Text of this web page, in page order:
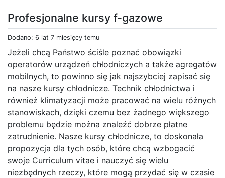
Profesjonalne kursy f-gazowe
Dodano: 6 lat 7 miesięcy temu
Jeżeli chcą Państwo ściśle poznać obowiązki
operatorów urządzeń chłodniczych a także agregatów
mobilnych, to powinno się jak najszybciej zapisać się
na nasze kursy chłodnicze. Technik chłodnictwa i
również klimatyzacji może pracować na wielu różnych
stanowiskach, dzięki czemu bez żadnego większego
problemu będzie można znaleźć dobrze płatne
zatrudnienie. Nasze kursy chłodnicze, to doskonała
propozycja dla tych osób, które chcą wzbogacić
swoje Curriculum vitae i nauczyć się wielu
niezbędnych rzeczy, które mogą przydać się w czasie